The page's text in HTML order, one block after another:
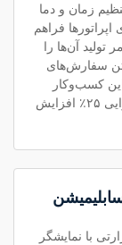
زمان و دما
فراهم
این امر تولید آن‌ها را
سفارش‌های
کسب‌وکار
گزارش داد که درآمد ماهانه‌اش به‌دلیل بهبود کارایی ۲۵٪ افزایش
با نمایشگر